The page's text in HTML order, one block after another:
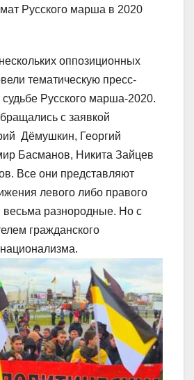
Русского марша в 2020
оппозиционных
тематическую пресс-
Русского марша-2020.
с заявкой
Дёмушкин, Георгий
Басманов, Никита Зайцев
Все они представляют
левого либо правого
весьма разнородные. Но с
гражданского